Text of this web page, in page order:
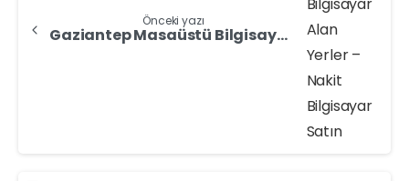
Önceki yazı
Gaziantep Masaüstü Bilgisayar Alan Yerler – Nakit Bilgisayar Satın